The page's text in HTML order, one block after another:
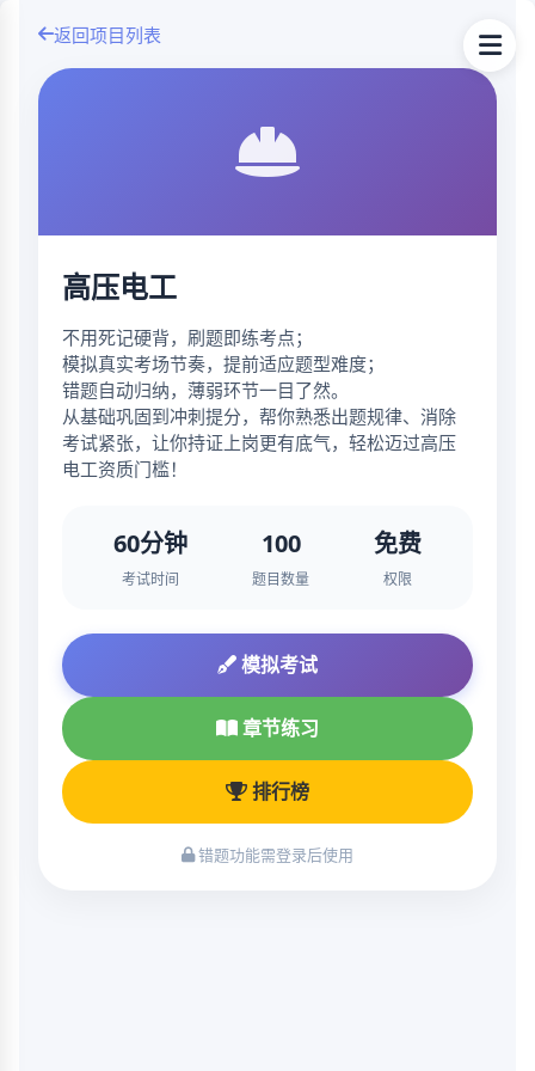
返回项目列表
高压电工
不用死记硬背，刷题即练考点；
模拟真实考场节奏，提前适应题型难度；
错题自动归纳，薄弱环节一目了然。
从基础巩固到冲刺提分，帮你熟悉出题规律、消除
考试紧张，让你持证上岗更有底气，轻松迈过高压
电工资质门槛！
60分钟
考试时间
100
题目数量
免费
权限
模拟考试
章节练习
排行榜
错题功能需登录后使用